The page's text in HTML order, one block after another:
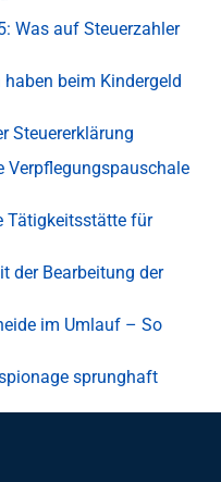
Was auf Steuerzahler
beim Kindergeld
Steuererklärung
Verpflegungspauschale
Tätigkeitsstätte für
der Bearbeitung der
im Umlauf – So
sprunghaft